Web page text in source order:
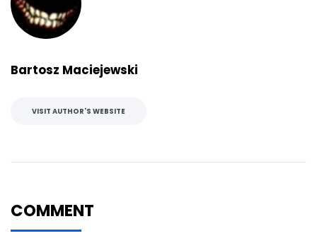
Bartosz Maciejewski
VISIT AUTHOR'S WEBSITE
COMMENT